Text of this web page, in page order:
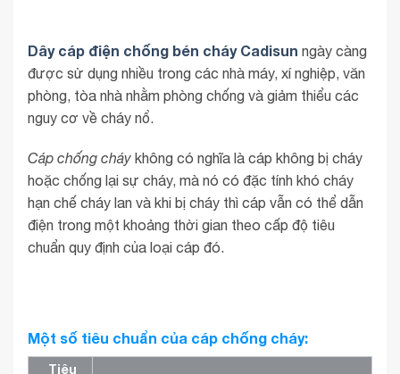
Dây cáp điện chống bén cháy Cadisun ngày càng
được sử dụng nhiều trong các nhà máy, xí nghiệp, văn
phòng, tòa nhà nhằm phòng chống và giảm thiểu các
nguy cơ về cháy nổ.
Cáp chống cháy không có nghĩa là cáp không bị cháy
hoặc chống lại sự cháy, mà nó có đặc tính khó cháy
hạn chế cháy lan và khi bị cháy thì cáp vẫn có thể dẫn
điện trong một khoảng thời gian theo cấp độ tiêu
chuẩn quy định của loại cáp đó.
Một số tiêu chuẩn của cáp chống cháy:
Tiêu